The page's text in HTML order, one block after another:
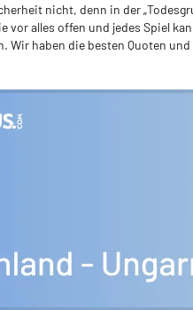
nicht, denn in der
vor alles offen und jedes Spiel
Wir haben die besten Quoten